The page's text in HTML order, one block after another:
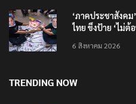
‘ภาคประชาสังคม
ไทย ขึงป้าย ‘ไม่ต้
6 สิงหาคม 2026
TRENDING NOW